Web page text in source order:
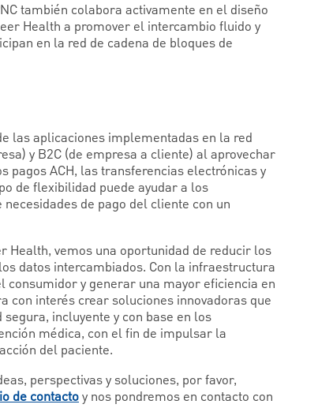
también colabora activamente en el diseño
Health a promover el intercambio fluido y
en la red de cadena de bloques de
las aplicaciones implementadas en la red
y B2C (de empresa a cliente) al aprovechar
pagos ACH, las transferencias electrónicas y
de flexibilidad puede ayudar a los
de pago del cliente con un
Health, vemos una oportunidad de reducir los
datos intercambiados. Con la infraestructura
y generar una mayor eficiencia en
con interés crear soluciones innovadoras que
incluyente y con base en los
médica, con el fin de impulsar la
del paciente.
perspectivas y soluciones, por favor,
de contactoy nos pondremos en contacto con